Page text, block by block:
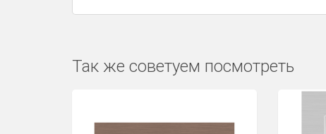
Так же советуем посмотреть